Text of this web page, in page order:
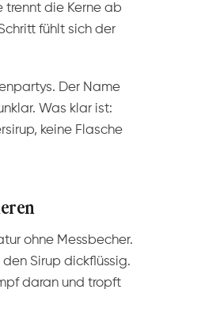
trennt die Kerne ab
fühlt sich der
Der Name
Was klar ist:
keine Flasche
ohne Messbecher.
Sirup dickflüssig.
daran und tropft